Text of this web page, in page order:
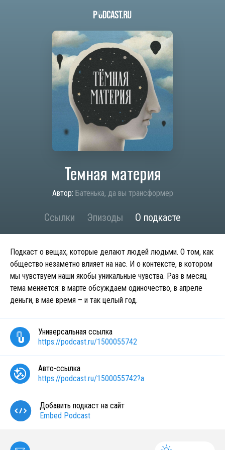
Темная материя
Автор: Батенька, да вы трансформер
Ссылки Эпизоды О подкасте
Подкаст о вещах, которые делают людей людьми. О том, как
общество незаметно влияет на нас. И о контексте, в котором
мы чувствуем наши якобы уникальные чувства. Раз в месяц
тема меняется: в марте обсуждаем одиночество, в апреле
деньги, в мае время – и так целый год.
Универсальная ссылка
https://podcast.ru/1500055742
Авто-ссылка
https://podcast.ru/1500055742?a
Добавить подкаст на сайт
Embed Podcast